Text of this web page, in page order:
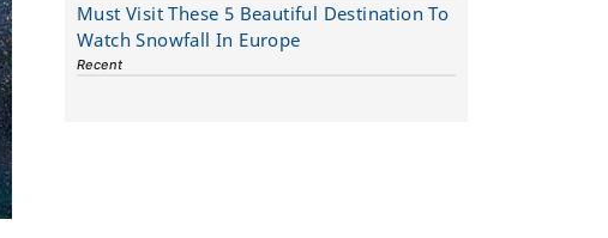
Must Visit These 5 Beautiful Destination To
Watch Snowfall In Europe
Recent